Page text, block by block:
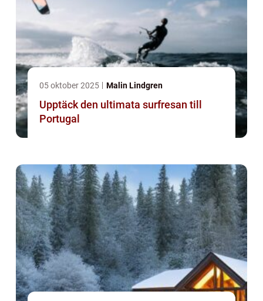
05 oktober 2025 Malin Lindgren
Upptäck den ultimata surfresan till
Portugal